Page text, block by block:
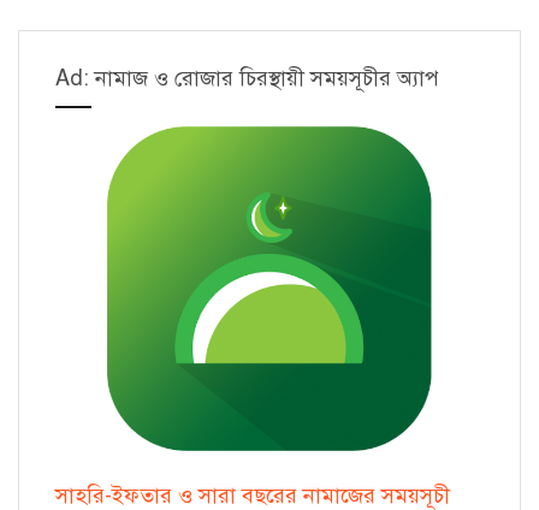
Ad: নামাজ ও রোজার চিরস্থায়ী সময়সূচীর অ্যাপ
সাহরি-ইফতার ও সারা বছরের নামাজের সময়সূচী